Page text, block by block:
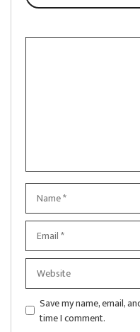
Save my name, email,
time I comment.